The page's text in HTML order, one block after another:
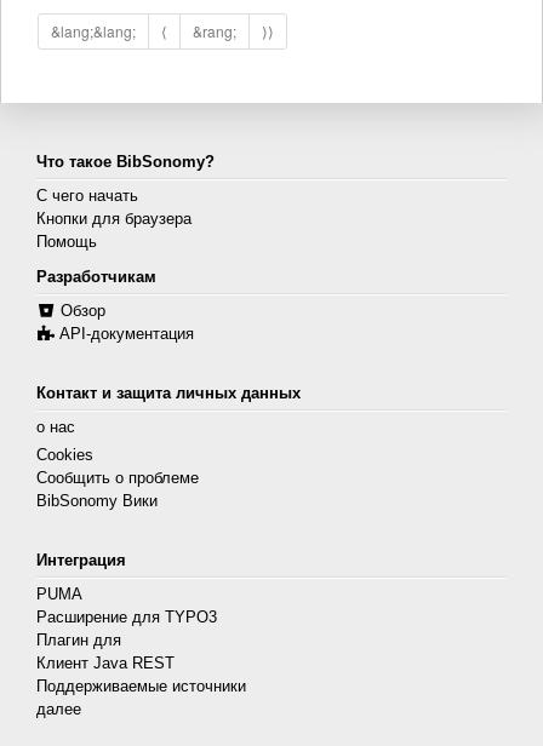
&lang;&lang; ⟨ &rang; ⟩⟩
Что такое BibSonomy?
С чего начать
Кнопки для браузера
Помощь
Разработчикам
Обзор
API-документация
Контакт и защита личных данных
о нас
Cookies
Сообщить о проблеме
BibSonomy Вики
Интеграция
PUMA
Расширение для TYPO3
Плагин для
Клиент Java REST
Поддерживаемые источники
далее